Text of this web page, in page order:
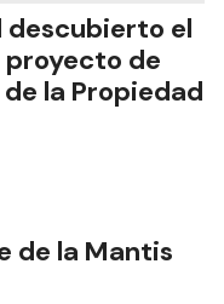
descubierto el
de
la Propiedad
de la Mantis